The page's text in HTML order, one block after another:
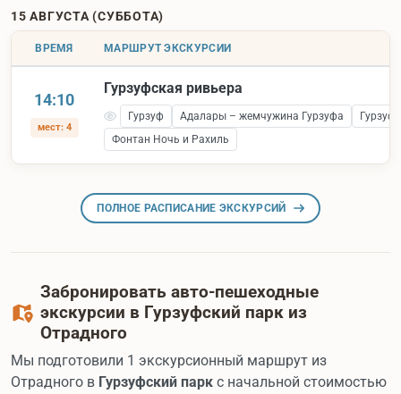
15 АВГУСТА (СУББОТА)
ВРЕМЯ МАРШРУТ ЭКСКУРСИИ
14:10
мест: 4
Гурзуфская ривьера
Гурзуф Адалары – жемчужина Гурзуфа
Фонтан Ночь и Рахиль
ПОЛНОЕ РАСПИСАНИЕ ЭКСКУРСИЙ
Забронировать авто-пешеходные
экскурсии в Гурзуфский парк из
Отрадного
Мы подготовили 1 экскурсионный маршрут из
Отрадного в Гурзуфский парк с начальной стоимостью